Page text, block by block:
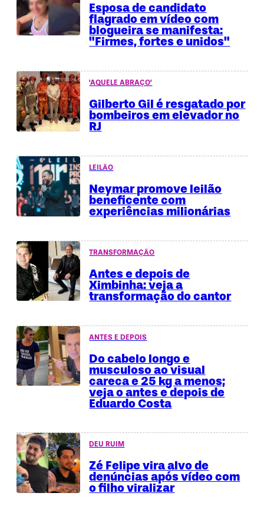
Esposa de candidato
flagrado em vídeo com
blogueira se manifesta:
"Firmes, fortes e unidos"
'AQUELE ABRAÇO'
Gilberto Gil é resgatado por
bombeiros em elevador no
RJ
LEILÃO
Neymar promove leilão
beneficente com
experiências milionárias
TRANSFORMAÇÃO
Antes e depois de
Ximbinha: veja a
transformação do cantor
ANTES E DEPOIS
Do cabelo longo e
musculoso ao visual
careca e 25 kg a menos;
veja o antes e depois de
Eduardo Costa
DEU RUIM
Zé Felipe vira alvo de
denúncias após vídeo com
o filho viralizar